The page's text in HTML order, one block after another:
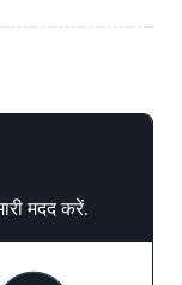
मदद करें.